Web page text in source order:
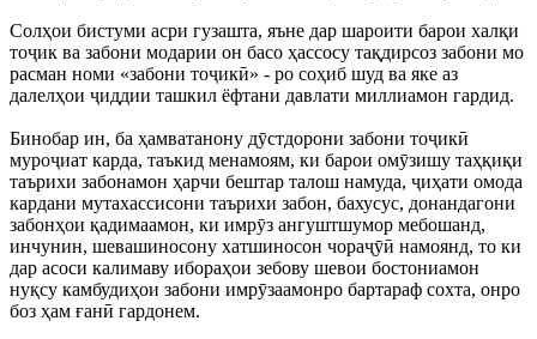
Солҳои бистуми асри гузашта, яъне дар шароити барои халқи
тоҷик ва забони модарии он басо ҳассосу тақдирсоз забони мо
расман номи «забони тоҷикӣ» - ро соҳиб шуд ва яке аз
далелҳои ҷиддии ташкил ёфтани давлати миллиамон гардид.
Бинобар ин, ба ҳамватанону дӯстдорони забони тоҷикӣ
муроҷиат карда, таъкид менамоям, ки барои омӯзишу таҳқиқи
таърихи забонамон ҳарчи бештар талош намуда, ҷиҳати омода
кардани мутахассисони таърихи забон, бахусус, донандагони
забонҳои қадимаамон, ки имрӯз ангуштшумор мебошанд,
инчунин, шевашиносону хатшиносон чораҷӯӣ намоянд, то ки
дар асоси калимаву ибораҳои зебову шевои бостониамон
нуқсу камбудиҳои забони имрӯзаамонро бартараф сохта, онро
боз ҳам ғанӣ гардонем.